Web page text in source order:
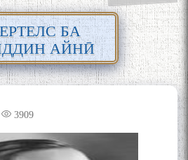
МИЛЛӢ
БА
АЙНӢ
3909